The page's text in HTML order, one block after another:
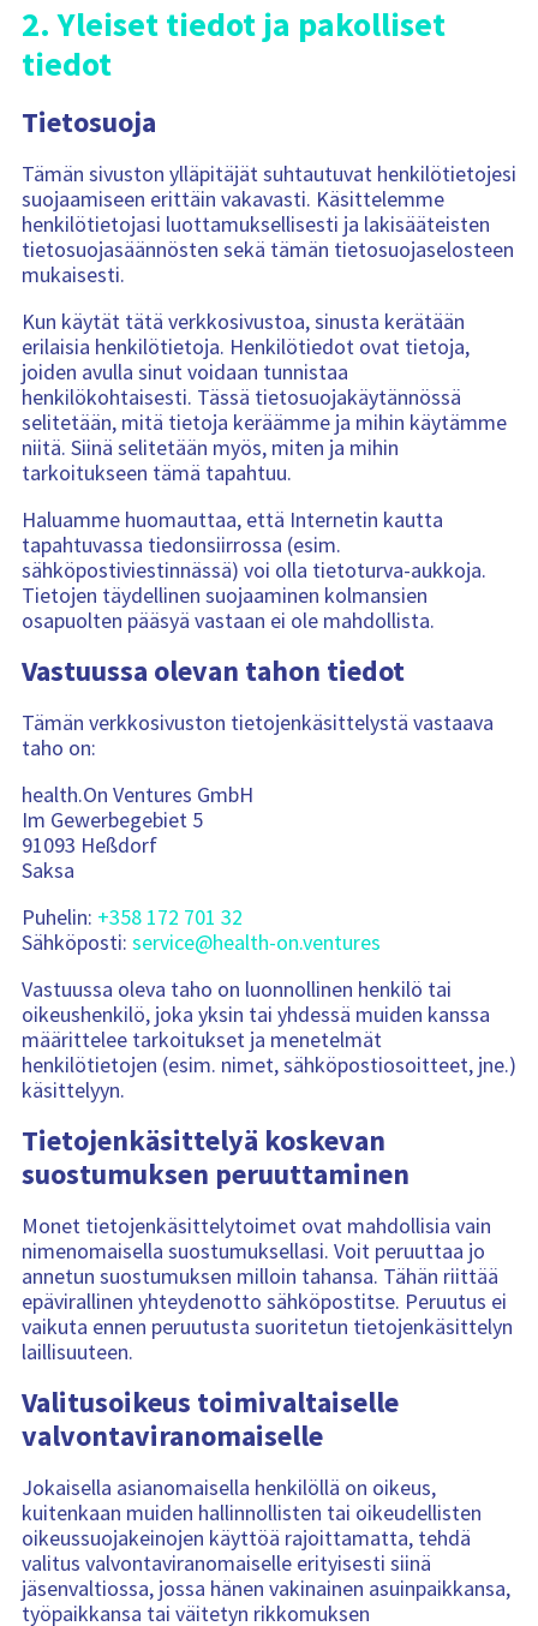
2. Yleiset tiedot ja pakolliset
tiedot
Tietosuoja
Tämän sivuston ylläpitäjät suhtautuvat henkilötietojesi
suojaamiseen erittäin vakavasti. Käsittelemme
henkilötietojasi luottamuksellisesti ja lakisääteisten
tietosuojasäännösten sekä tämän tietosuojaselosteen
mukaisesti.
Kun käytät tätä verkkosivustoa, sinusta kerätään
erilaisia henkilötietoja. Henkilötiedot ovat tietoja,
joiden avulla sinut voidaan tunnistaa
henkilökohtaisesti. Tässä tietosuojakäytännössä
selitetään, mitä tietoja keräämme ja mihin käytämme
niitä. Siinä selitetään myös, miten ja mihin
tarkoitukseen tämä tapahtuu.
Haluamme huomauttaa, että Internetin kautta
tapahtuvassa tiedonsiirrossa (esim.
sähköpostiviestinnässä) voi olla tietoturva-aukkoja.
Tietojen täydellinen suojaaminen kolmansien
osapuolten pääsyä vastaan ei ole mahdollista.
Vastuussa olevan tahon tiedot
Tämän verkkosivuston tietojenkäsittelystä vastaava
taho on:
health.On Ventures GmbH
Im Gewerbegebiet 5
91093 Heßdorf
Saksa
Puhelin: +358 172 701 32
Sähköposti: service@health-on.ventures
Vastuussa oleva taho on luonnollinen henkilö tai
oikeushenkilö, joka yksin tai yhdessä muiden kanssa
määrittelee tarkoitukset ja menetelmät
henkilötietojen (esim. nimet, sähköpostiosoitteet, jne.)
käsittelyyn.
Tietojenkäsittelyä koskevan
suostumuksen peruuttaminen
Monet tietojenkäsittelytoimet ovat mahdollisia vain
nimenomaisella suostumuksellasi. Voit peruuttaa jo
annetun suostumuksen milloin tahansa. Tähän riittää
epävirallinen yhteydenotto sähköpostitse. Peruutus ei
vaikuta ennen peruutusta suoritetun tietojenkäsittelyn
laillisuuteen.
Valitusoikeus toimivaltaiselle
valvontaviranomaiselle
Jokaisella asianomaisella henkilöllä on oikeus,
kuitenkaan muiden hallinnollisten tai oikeudellisten
oikeussuojakeinojen käyttöä rajoittamatta, tehdä
valitus valvontaviranomaiselle erityisesti siinä
jäsenvaltiossa, jossa hänen vakinainen asuinpaikkansa,
työpaikkansa tai väitetyn rikkomuksen